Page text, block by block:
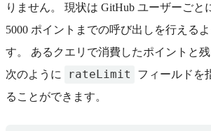
りません。 現状は GitHub ユーザーごと
5000 ポイントまでの呼び出しを行える
す。 あるクエリで消費したポイントと残
次のように
rateLimit
フィールドを
ることができます。